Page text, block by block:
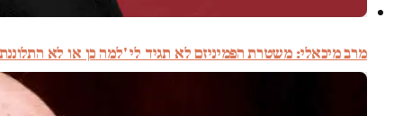
מרב מיכאלי: משטרת הפמיניזם לא תגיד לי 'למה כן או לא